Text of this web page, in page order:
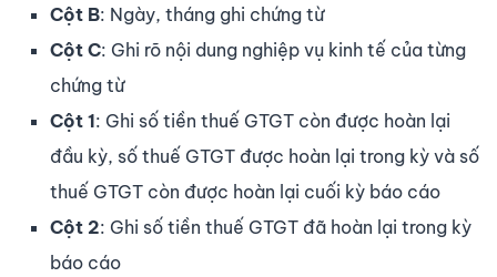
Cột B: Ngày, tháng ghi chứng từ
Cột C: Ghi rõ nội dung nghiệp vụ kinh tế của từng
chứng từ
Cột 1: Ghi số tiền thuế GTGT còn được hoàn lại
đầu kỳ, số thuế GTGT được hoàn lại trong kỳ và số
thuế GTGT còn được hoàn lại cuối kỳ báo cáo
Cột 2: Ghi số tiền thuế GTGT đã hoàn lại trong kỳ
báo cáo